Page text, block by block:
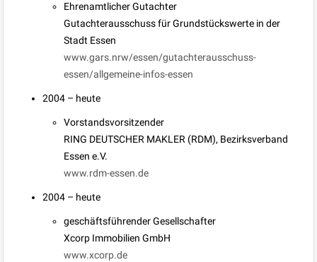
Ehrenamtlicher Gutachter
Gutachterausschuss für Grundstückswerte in der
Stadt Essen
www.gars.nrw/essen/gutachterausschuss-
essen/allgemeine-infos-essen
2004 – heute
Vorstandsvorsitzender
RING DEUTSCHER MAKLER (RDM), Bezirksverband
Essen e.V.
www.rdm-essen.de
2004 – heute
geschäftsführender Gesellschafter
Xcorp Immobilien GmbH
www.xcorp.de